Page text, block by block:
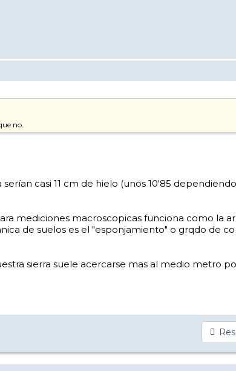
no.
casi 11 cm de hielo (unos 10'85
mediciones macroscopicas funciona como la
de suelos es el "esponjamiento" o grqdo de
sierra suele acercarse mas al medio metro